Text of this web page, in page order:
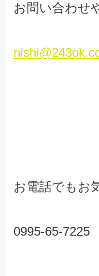
お問い合わせ
お電話でもお
0995-65-